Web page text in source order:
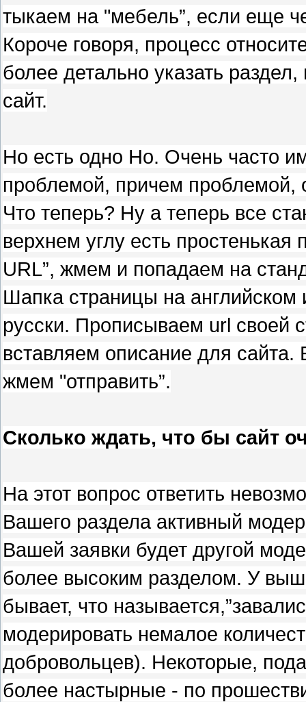
тыкаем на "мебель”, если еще
Короче говоря, процесс
более детально указать
сайт.
Но есть одно Но. Очень часто
проблемой, причем проблемой,
Что теперь? Ну а теперь все
верхнем углу есть
URL”, жмем и попадаем на
Шапка страницы на английском
русски. Прописываем url своей
вставляем описание для
жмем "отправить”.
Сколько ждать, что бы сайт
На этот вопрос ответить
Вашего раздела активный
Вашей заявки будет другой
более высоким разделом. У
бывает, что
модерировать немалое
добровольцев). Некоторые,
более настырные - по